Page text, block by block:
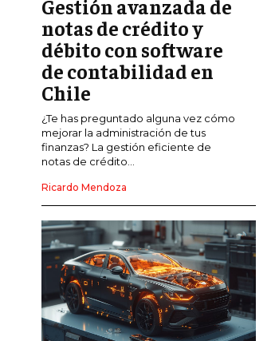
INVESTIGACIÓN DE MERCADO
ANÁLISIS DE COMPETENCIA
GESTIÓN DE CLIENTES
EMPRENDIMIENTO
INNOVACIÓN EMPRESARIAL
GESTIÓN DEL CAMBIO
LIDERAZGO
EMPRENDIMIENTO
PLANIFICACIÓN EMPRESARIAL
FINANZAS
FINANZAS Y CONTABILIDAD
Gestión avanzada de
notas de crédito y
débito con software
de contabilidad en
Chile
¿Te has preguntado alguna vez cómo
mejorar la administración de tus
finanzas? La gestión eficiente de
notas de crédito...
Ricardo Mendoza